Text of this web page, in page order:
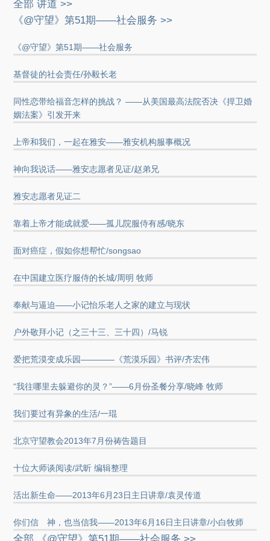
全部 讲道 >>
《@守望》第51期——社会服务 >>
《@守望》第51期——社会服务
基督徒的社会责任/孙毅长老
同性恋带给福音怎样的挑战？ ——从美国最高法院否决《捍卫婚
姻法案》引发开来
上帝和我们，一起在雅安——雅安机构服事概况
神向我说话——雅安志愿者见证/赵弟兄
雅安志愿者见证二
靠着上帝才能成就爱——孤儿院服侍有感/晓东
面对癌症，假如你想帮忙/songsao
在中国建立医疗服侍的长城/周明 牧师
奉献与逼迫——小记怡乐老人之家的建立与现状
户外敬拜小记（之三十三、三十四）/马锐
爱把荒漠变成乐园————《荒漠乐园》书评/齐宏伟
“我往哪里去躲避你的灵？”——6月份圣餐分享/晓峰 牧师
我们要过有异象的生活/一琨
北京守望教会2013年7月份祷告题目
十位大师谈阅读/武昕 编辑整理
活出新生命——2013年6月23日主日讲章/袁灵传道
你们信 神，也当信我——2013年6月16日主日讲章/小白牧师